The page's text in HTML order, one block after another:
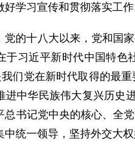
学习宣传和贯彻落实工作
党的十八大以来，党和国
于习近平新时代中国特色
我们党在新时代取得的最
进中华民族伟大复兴历史
总书记党中央的核心、全
统一领导，坚持外交大